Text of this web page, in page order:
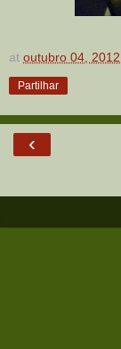
at outubro 04, 2012
Partilhar
‹